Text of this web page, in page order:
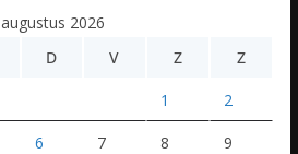
augustus 2026
D V Z Z
1 2
6 7 8 9